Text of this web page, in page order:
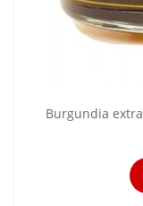
Burgundia